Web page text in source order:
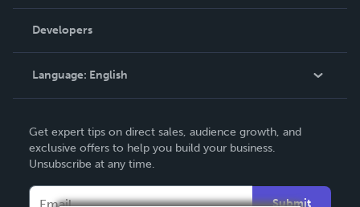
Podcast
Order Lookup
Knowledge Base
Contact Support
Developers
Language: English
Deutsch
Français
Get expert tips on direct sales, audience growth, and
exclusive offers to help you build your business.
Unsubscribe at any time.
Submit